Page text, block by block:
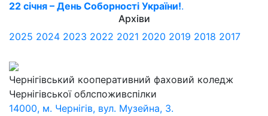
22 січня – День Соборності України!.
Архіви
2025 2024 2023 2022 2021 2020 2019 2018 2017
Чернігівський кооперативний фаховий коледж
Чернігівської облспоживспілки
14000, м. Чернігів, вул. Музейна, 3.